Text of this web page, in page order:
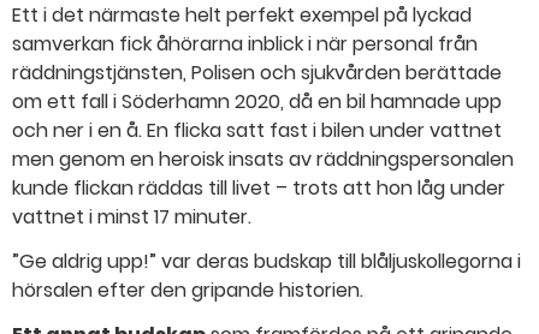
Ett i det närmaste helt perfekt exempel på lyckad
samverkan fick åhörarna inblick i när personal från
räddningstjänsten, Polisen och sjukvården berättade
om ett fall i Söderhamn 2020, då en bil hamnade upp
och ner i en å. En flicka satt fast i bilen under vattnet
men genom en heroisk insats av räddningspersonalen
kunde flickan räddas till livet – trots att hon låg under
vattnet i minst 17 minuter.
”Ge aldrig upp!” var deras budskap till blåljuskollegorna i
hörsalen efter den gripande historien.